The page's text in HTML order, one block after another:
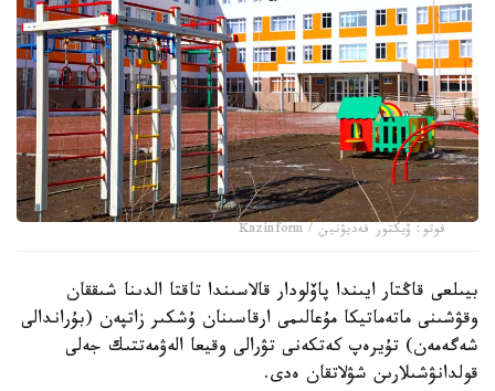
فوتو: ۆيكتور فەديۋنين / Kazinform
بيىلعى قاڭتار ايىندا پاۆلودار قالاسىندا تاقتا الدىنا شىققان
وقۋشىنى ماتەماتيكا مۇعالىمى ارقاسىنان ۇشكىر زاتپەن (بۇراندالى
شەگەمەن) تۇيرەپ كەتكەنى تۋرالى وقيعا الەۋمەتتىك جەلى
قولدانۋشىلارىن شۋلاتقان ەدى.